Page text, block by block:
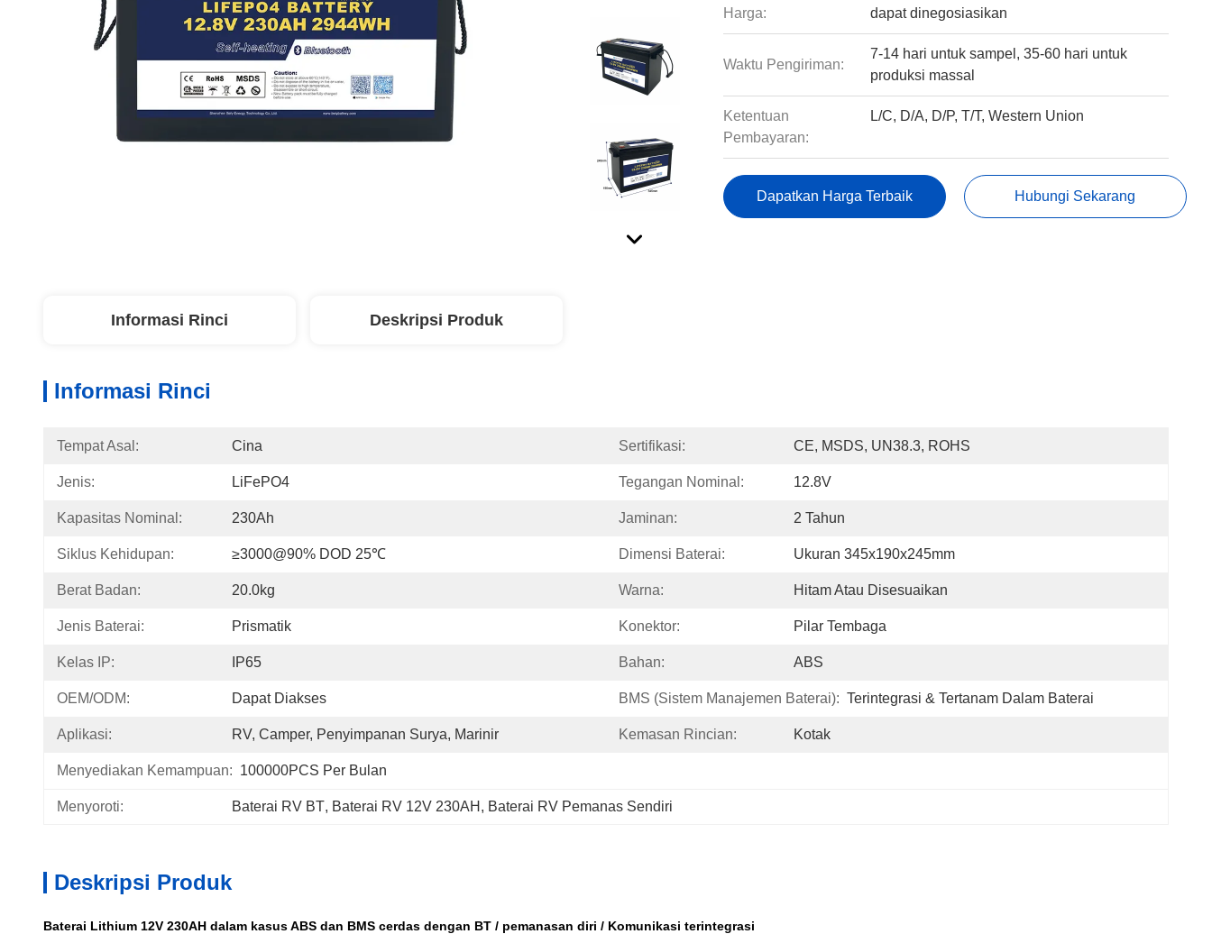
Harga: dapat dinegosiasikan
Waktu Pengiriman:
7-14 hari untuk sampel, 35-60 hari untuk
produksi massal
Ketentuan
Pembayaran:
L/C, D/A, D/P, T/T, Western Union
Dapatkan Harga Terbaik Hubungi Sekarang
Informasi Rinci Deskripsi Produk
Informasi Rinci
Tempat Asal: Cina Sertifikasi: CE, MSDS, UN38.3, ROHS
Jenis: LiFePO4 Tegangan Nominal: 12.8V
Kapasitas Nominal: 230Ah Jaminan: 2 Tahun
Siklus Kehidupan: ≥3000@90% DOD 25℃ Dimensi Baterai: Ukuran 345x190x245mm
Berat Badan: 20.0kg Warna: Hitam Atau Disesuaikan
Jenis Baterai: Prismatik Konektor: Pilar Tembaga
Kelas IP: IP65 Bahan: ABS
OEM/ODM: Dapat Diakses BMS (Sistem Manajemen Baterai): Terintegrasi & Tertanam Dalam Baterai
Aplikasi: RV, Camper, Penyimpanan Surya, Marinir Kemasan Rincian: Kotak
Menyediakan Kemampuan: 100000PCS Per Bulan
Menyoroti: Baterai RV BT, Baterai RV 12V 230AH , Baterai RV Pemanas Sendiri
Deskripsi Produk
Baterai Lithium 12V 230AH dalam kasus ABS dan BMS cerdas dengan BT / pemanasan diri / Komunikasi terintegrasi